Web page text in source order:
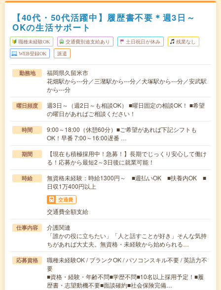
【40代・50代活躍中】履歴書不要＊週3日～
OKの生活サポート
職種未経験OK 交通費別途支給あり 土日祝日が休み 残業なし
WEB登録OK 派遣
勤務地
福岡県久留米市
花畑駅から---分／三潴駅から---分／犬塚駅から---分／安武駅
から---分
曜日頻度
週3日～（週2日～も相談OK） ■曜日固定の相談OK！ ■希望
の曜日があればご相談ください！
時間
9:00～18:00（休憩60分）■ご希望があれば下記シフトも
OK！早番 7:00～16:00遅番 …
期間
【現在も積極採用中！急募！】長期でじっくり安心して働け
る！応募から最短2～3日後に就業可能！
時給
無資格未経験：時給1300円～ ■週払いOK ■扶養内OK ■
日収1万400円以上
交通費
交通費全額支給
仕事内容
介護関連
「誰かの役に立ちたい」「人と話すことが好き」そんな気持
ちがあれば大丈夫。無資格・未経験から始められる…
応募資格
職種未経験OK / ブランクOK / パソコンスキル不要 / 英語力不
要
■資格・経験・年齢不問■学歴不問■10名以上採用予定！■履
歴書・志望動機不要■面談確約■社会保険完備…